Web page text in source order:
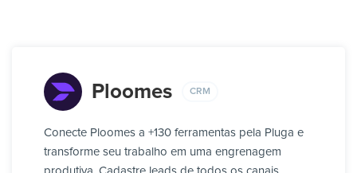
Ploomes CRM
Conecte Ploomes a +130 ferramentas pela Pluga e
transforme seu trabalho em uma engrenagem